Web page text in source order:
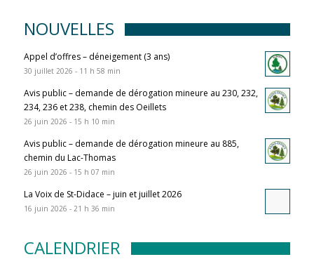
NOUVELLES
Appel d’offres – déneigement (3 ans)
30 juillet 2026 - 11 h 58 min
Avis public – demande de dérogation mineure au 230, 232,
234, 236 et 238, chemin des Oeillets
26 juin 2026 - 15 h 10 min
Avis public – demande de dérogation mineure au 885,
chemin du Lac-Thomas
26 juin 2026 - 15 h 07 min
La Voix de St-Didace – juin et juillet 2026
16 juin 2026 - 21 h 36 min
CALENDRIER